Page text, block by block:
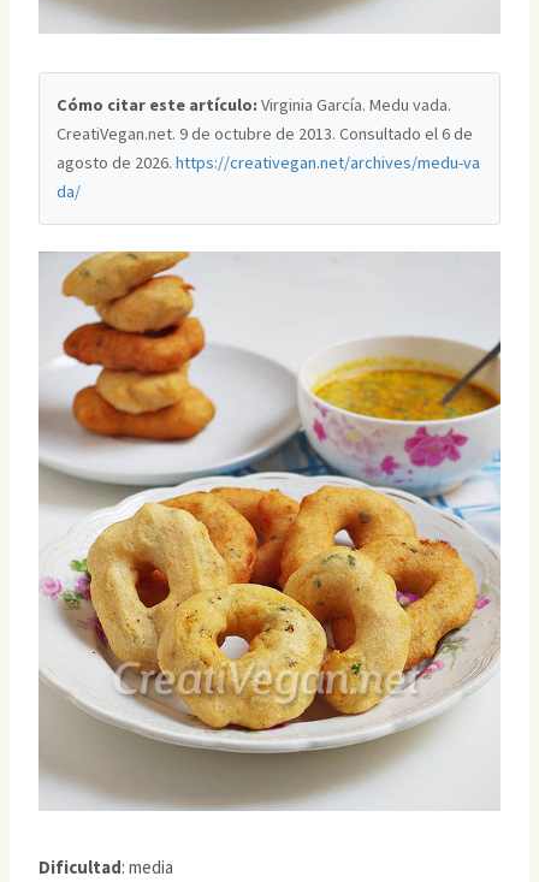
Cómo citar este artículo: Virginia García. Medu vada.
CreatiVegan.net. 9 de octubre de 2013. Consultado el6 de
agosto de 2026.https://creativegan.net/archives/medu-va
da/
Dificultad: media